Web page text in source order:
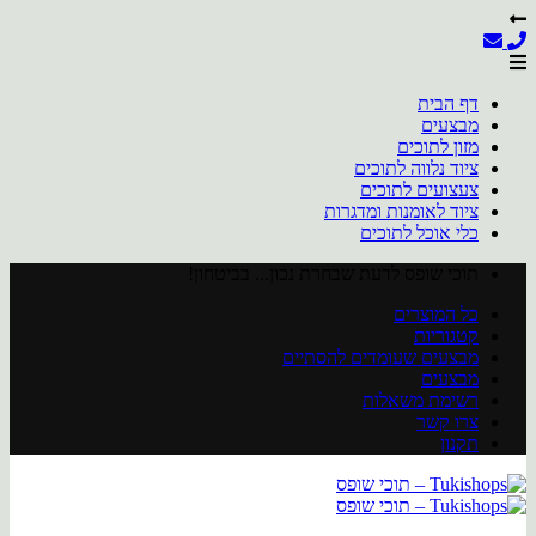
דף הבית
מבצעים
מזון לתוכים
ציוד נלווה לתוכים
צעצועים לתוכים
ציוד לאומנות ומדגרות
כלי אוכל לתוכים
contentכל המוצרים
קטגוריות
מבצעים שעומדים להסתיים
מבצעים
רשימת משאלות
צרו קשר
תקנון